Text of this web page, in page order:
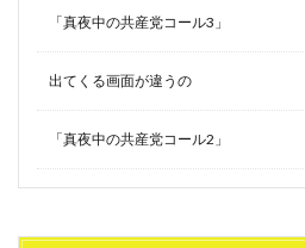
「真夜中の共産党コール3」
出てくる画面が違うの
「真夜中の共産党コール2」